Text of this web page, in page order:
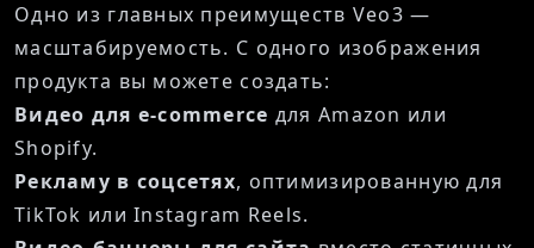
Одно из главных преимуществ Veo3 —
масштабируемость. С одного изображения
продукта вы можете создать:
Видео для e-commerce для Amazon или
Shopify.
Рекламу в соцсетях, оптимизированную для
TikTok или Instagram Reels.